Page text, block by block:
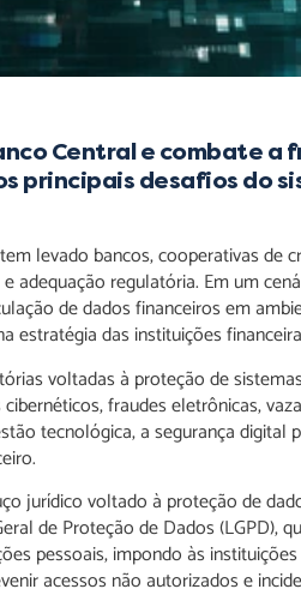
Central e combate a
principais desafios do
levado bancos, cooperativas de
adequação regulatória. Em um
de dados financeiros em
estratégia das instituições
voltadas à proteção de
fraudes eletrônicas,
tecnológica, a segurança
jurídico voltado à proteção de
de Proteção de Dados (LGPD),
pessoais, impondo às
acessos não autorizados e